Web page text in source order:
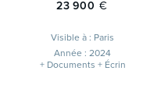
23 900 €
Visible à : Paris
Année : 2024
+ Documents + Écrin